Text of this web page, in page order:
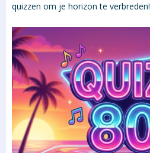
quizzen om je horizon te verbreden!